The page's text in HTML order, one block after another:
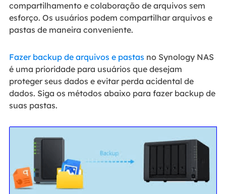
compartilhamento e colaboração de arquivos sem
esforço. Os usuários podem compartilhar arquivos e
pastas de maneira conveniente.
Fazer backup de arquivos e pastas no Synology NAS
é uma prioridade para usuários que desejam
proteger seus dados e evitar perda acidental de
dados. Siga os métodos abaixo para fazer backup de
suas pastas.